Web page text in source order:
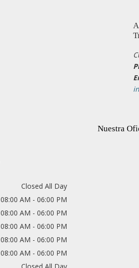
Closed All Day
08:00 AM - 06:00 PM
08:00 AM - 06:00 PM
08:00 AM - 06:00 PM
08:00 AM - 06:00 PM
08:00 AM - 06:00 PM
Nuestra